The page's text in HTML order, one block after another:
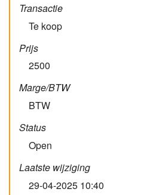
Transactie
Te koop
Prijs
2500
Marge/BTW
BTW
Status
Open
Laatste wijziging
29-04-2025 10:40